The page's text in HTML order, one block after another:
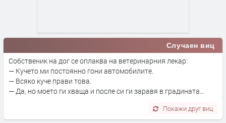
Случаен виц
Собственик на дог се оплаква на ветеринарния лекар:
— Кучето ми постоянно гони автомобилите.
— Всяко куче прави това.
— Да, но моето ги хваща и после си ги заравя в градината…
Покажи друг виц